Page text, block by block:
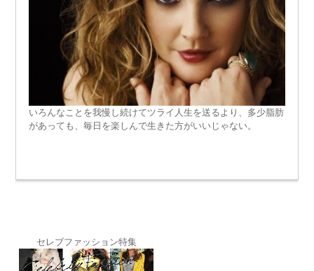
いろんなことを我慢し続けてツライ人生を送るより、多少脂肪
があっても、毎日を楽しんで生きた方がいいじゃない。
セレブファッション特集